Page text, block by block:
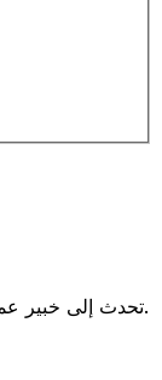
تحدث إلى خبيريمكننا التفوق على أسعار المنافسين.